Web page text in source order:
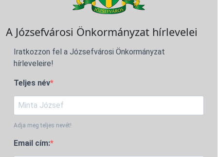
A Józsefvárosi Önkormányzat hírlevelei
Iratkozzon fel a Józsefvárosi Önkormányzat
hírleveleire!
Teljes név
Adja meg teljes nevét!
Email cím: